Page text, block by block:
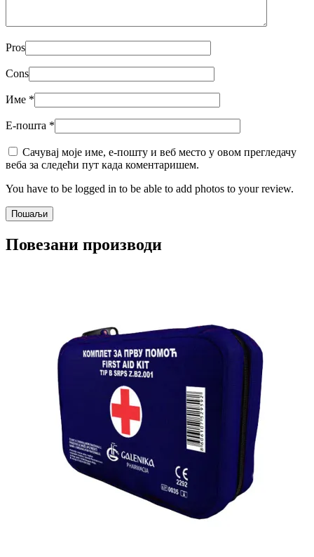
Pros
Cons
Име *
Е-пошта *
Сачувај моје име, е-пошту и веб место у овом прегледачу
веба за следећи пут када коментаришем.
You have to be logged in to be able to add photos to your review.
Повезани производи